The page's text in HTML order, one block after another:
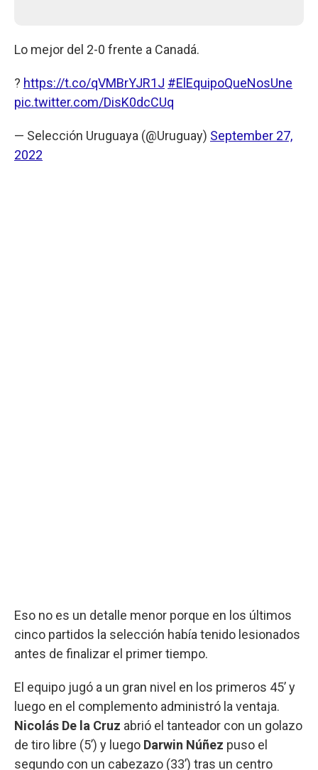
Lo mejor del 2-0 frente a Canadá.
? https://t.co/qVMBrYJR1J #ElEquipoQueNosUne
pic.twitter.com/DisK0dcCUq
— Selección Uruguaya (@Uruguay) September 27,
2022
Eso no es un detalle menor porque en los últimos
cinco partidos la selección había tenido lesionados
antes de finalizar el primer tiempo.
El equipo jugó a un gran nivel en los primeros 45’ y
luego en el complemento administró la ventaja.
Nicolás De la Cruz abrió el tanteador con un golazo
de tiro libre (5’) y luego Darwin Núñez puso el
segundo con un cabezazo (33’) tras un centro